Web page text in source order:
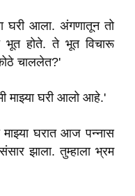
घरी आला. अंगणातून तो
होते. ते भूत विचारू
चाललेत?'
माझ्या घरी आलो आहे.'
घरात आज पन्नास
झाला. तुम्हाला भ्रम